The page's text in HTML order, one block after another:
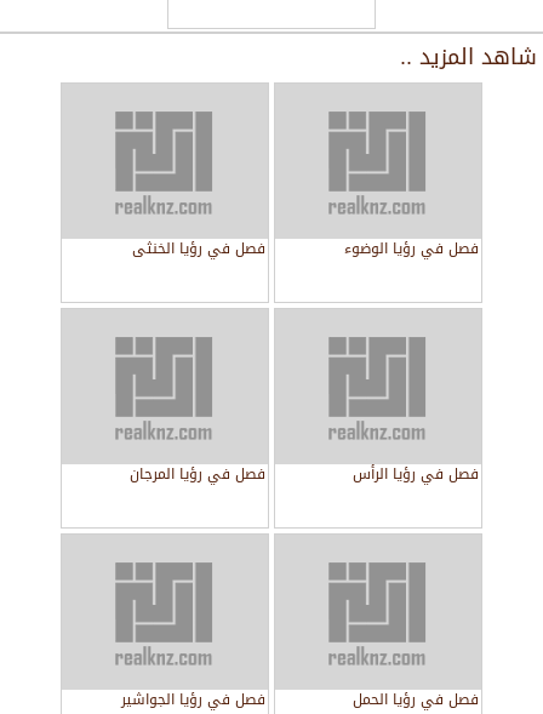
شاهد المزيد ..
فصل في رؤيا الوضوء فصل في رؤيا الخنثى
فصل في رؤيا الرأس فصل في رؤيا المرجان
فصل في رؤيا الحمل فصل في رؤيا الجواشير